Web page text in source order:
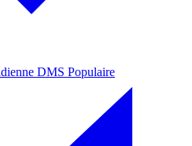
DMS Populaire